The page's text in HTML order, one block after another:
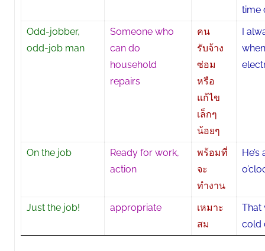
time
Odd-jobber,
odd-job man
Someone who
can do
household
repairs
คน
รับจ้าง
ซ่อม
หรือ
แก้ไข
เล็กๆ
น้อยๆ
I
On the job
Ready for work,
action
พร้อมที่
จะ
ทำงาน
Just the job! appropriate
เหมาะ
สม
That
cold